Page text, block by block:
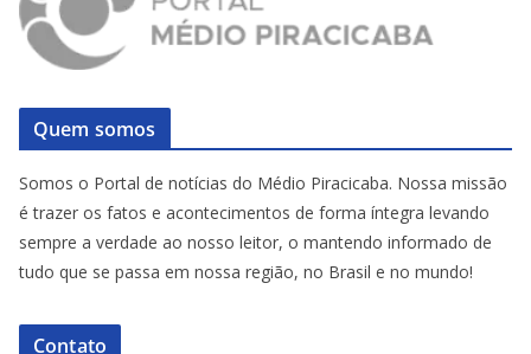
Quem somos
Somos o Portal de notícias do Médio Piracicaba. Nossa missão
é trazer os fatos e acontecimentos de forma íntegra levando
sempre a verdade ao nosso leitor, o mantendo informado de
tudo que se passa em nossa região, no Brasil e no mundo!
Contato